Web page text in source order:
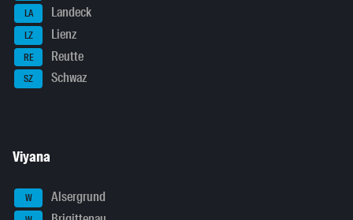
LA Landeck
LZ Lienz
RE Reutte
SZ Schwaz
Viyana
W Alsergrund